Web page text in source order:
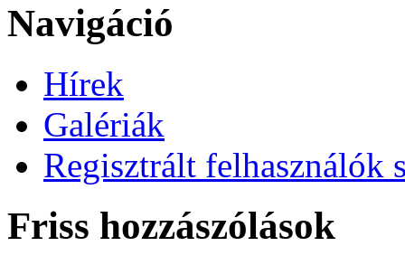
Navigáció
Hírek
Galériák
Regisztrált felhasználók
Friss hozzászólások